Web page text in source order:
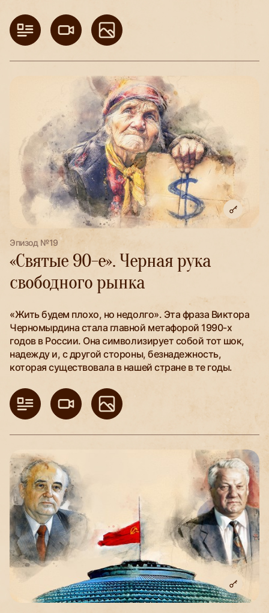
Эпизод №19
«Святые 90-е». Черная рука
свободного рынка
«Жить будем плохо, но недолго». Эта фраза Виктора
Черномырдина стала главной метафорой 1990-х
годов в России. Она символизирует собой тот шок,
надежду и, с другой стороны, безнадежность,
которая существовала в нашей стране в те годы.